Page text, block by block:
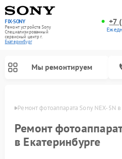
FIX-SONY
Ремонт устройств Sony
Специализированный
cервисный центр г.
Екатеринбург
+7
Мы ремонтируем
Ремонт фотоаппарата Sony NEX-5N
Ремонт
в Екатеринбурге